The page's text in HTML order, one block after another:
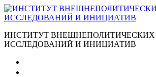
ИНСТИТУТ ВНЕШНЕПОЛИТИЧЕСКИХ
ИССЛЕДОВАНИЙ И ИНИЦИАТИВ